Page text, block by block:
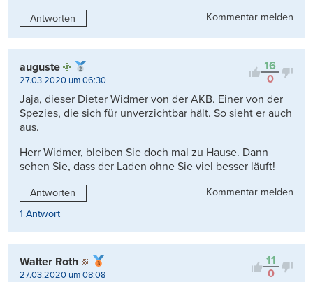
Antworten Kommentar melden
16
0
auguste
27.03.2020 um 06:30
Jaja, dieser Dieter Widmer von der AKB. Einer von der
Spezies, die sich für unverzichtbar hält. So sieht er auch
aus.
Herr Widmer, bleiben Sie doch mal zu Hause. Dann
sehen Sie, dass der Laden ohne Sie viel besser läuft!
Antworten
Kommentar melden
1 Antwort
11
0
Walter Roth
27.03.2020 um 08:08